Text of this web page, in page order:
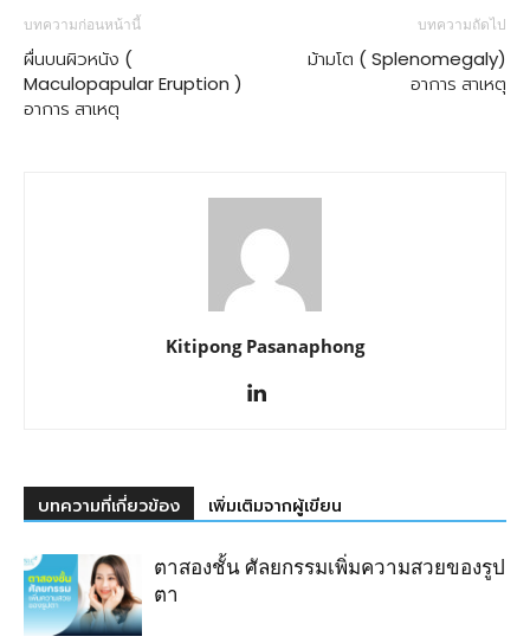
บทความก่อนหน้านี้
ผื่นบนผิวหนัง (
Maculopapular Eruption )
อาการ สาเหตุ
บทความถัดไป
ม้ามโต ( Splenomegaly)
อาการ สาเหตุ
Kitipong Pasanaphong
บทความที่เกี่ยวข้อง เพิ่มเติมจากผู้เขียน
ตาสองชั้น ศัลยกรรมเพิ่มความสวยของรูป
ตา